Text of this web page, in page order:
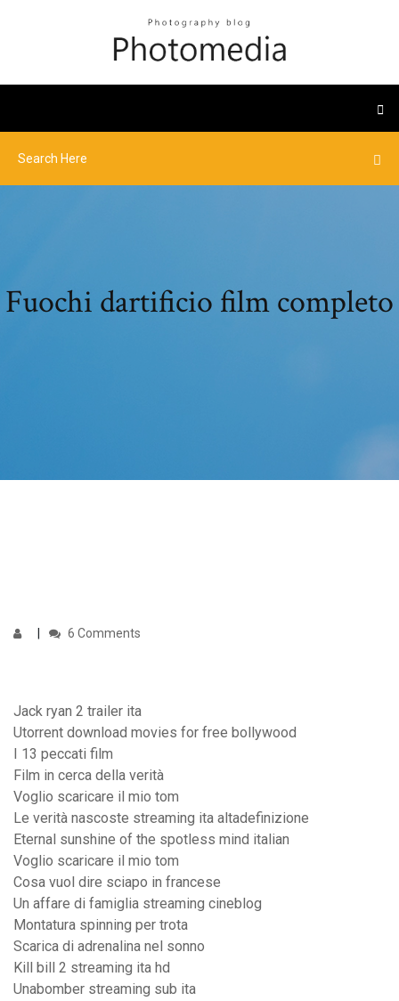
Fuochi dartificio film completo
6 Comments
Jack ryan 2 trailer ita
Utorrent download movies for free bollywood
I 13 peccati film
Film in cerca della verità
Voglio scaricare il mio tom
Le verità nascoste streaming ita altadefinizione
Eternal sunshine of the spotless mind italian
Voglio scaricare il mio tom
Cosa vuol dire sciapo in francese
Un affare di famiglia streaming cineblog
Montatura spinning per trota
Scarica di adrenalina nel sonno
Kill bill 2 streaming ita hd
Unabomber streaming sub ita